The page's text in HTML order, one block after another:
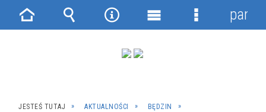
JESTEŚ TUTAJ AKTUALNOŚCI
BĘDZIN
Strona Wyszukiwarka
NarzędziaMenu
Menu
panel